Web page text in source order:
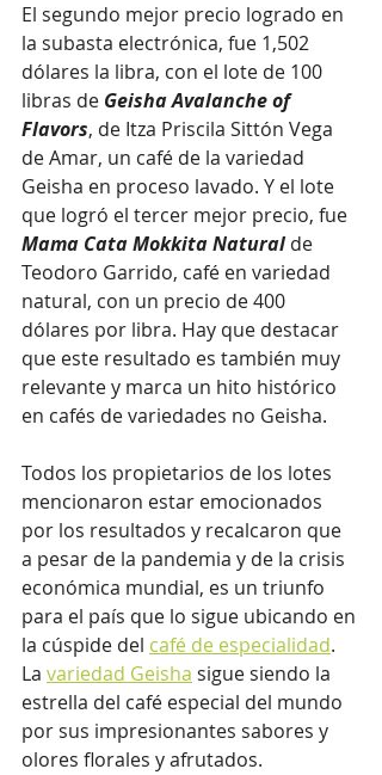
El segundo mejor precio logrado en
la subasta electrónica, fue 1,502
dólares la libra, con el lote de 100
libras de Geisha Avalanche of
Flavors, de Itza Priscila Sittón Vega
de Amar, un café de la variedad
Geisha en proceso lavado. Y el lote
que logró el tercer mejor precio, fue
Mama Cata Mokkita Natural de
Teodoro Garrido, café en variedad
natural, con un precio de 400
dólares por libra. Hay que destacar
que este resultado es también muy
relevante y marca un hito histórico
en cafés de variedades no Geisha.
Todos los propietarios de los lotes
mencionaron estar emocionados
por los resultados y recalcaron que
a pesar de la pandemia y de la crisis
económica mundial, es un triunfo
para el país que lo sigue ubicando en
la cúspide del café de especialidad.
La variedad Geisha sigue siendo la
estrella del café especial del mundo
por sus impresionantes sabores y
olores florales y afrutados.